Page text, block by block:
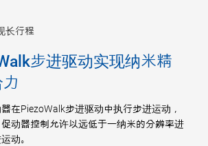
长行程
步进驱动实现纳米精
在PiezoWalk步进驱动中执行步进运动，
动器控制允许以远低于一纳米的分辨率进
动。